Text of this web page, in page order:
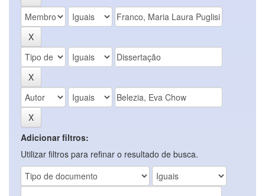
Adicionar filtros:
Utilizar filtros para refinar o resultado de busca.